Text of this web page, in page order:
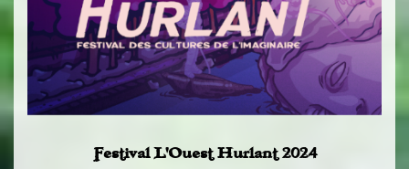
Festival L’Ouest Hurlant 2024